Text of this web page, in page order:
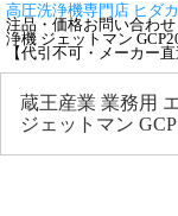
高圧洗浄機専門店 ヒダ
注品・価格お問い合わ
浄機 ジェットマン
【代引不可・メーカー直
蔵王産業 業務用
ジェットマン